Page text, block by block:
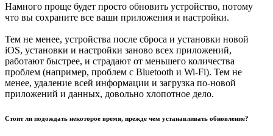
Намного проще будет просто обновить устройство, потому
что вы сохраните все ваши приложения и настройки.
Тем не менее, устройства после сброса и установки новой
iOS, установки и настройки заново всех приложений,
работают быстрее, и страдают от меньшего количества
проблем (например, проблем с Bluetooth и Wi-Fi). Тем не
менее, удаление всей информации и загрузка по-новой
приложений и данных, довольно хлопотное дело.
Стоит ли подождать некоторое время, прежде чем устанавливать обновление?